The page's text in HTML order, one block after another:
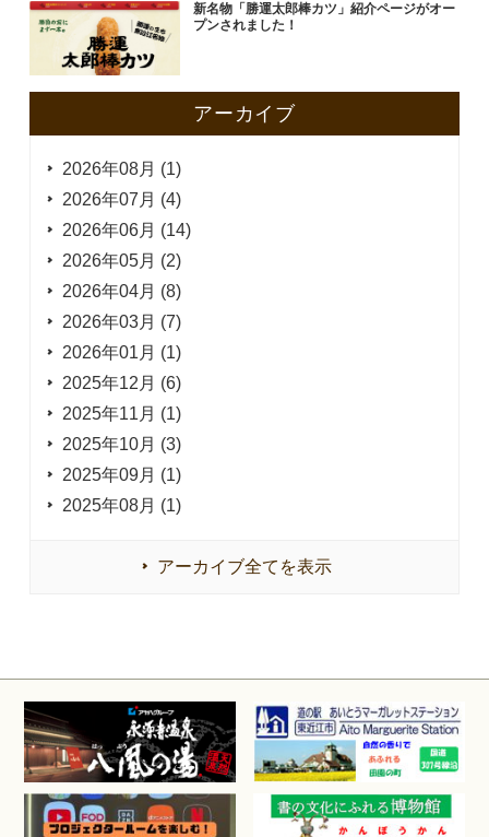
新名物「勝運太郎棒カツ」紹介ページがオー
プンされました！
アーカイブ
2026年08月 (1)
2026年07月 (4)
2026年06月 (14)
2026年05月 (2)
2026年04月 (8)
2026年03月 (7)
2026年01月 (1)
2025年12月 (6)
2025年11月 (1)
2025年10月 (3)
2025年09月 (1)
2025年08月 (1)
アーカイブ全てを表示